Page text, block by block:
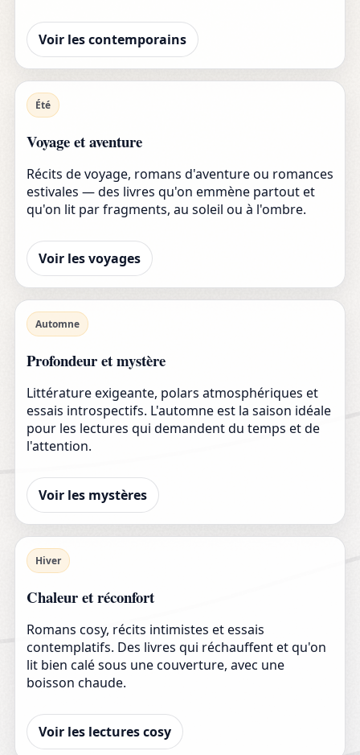
Voir les contemporains
Été
Voyage et aventure
Récits de voyage, romans d'aventure ou romances
estivales — des livres qu'on emmène partout et
qu'on lit par fragments, au soleil ou à l'ombre.
Voir les voyages
Automne
Profondeur et mystère
Littérature exigeante, polars atmosphériques et
essais introspectifs. L'automne est la saison idéale
pour les lectures qui demandent du temps et de
l'attention.
Voir les mystères
Hiver
Chaleur et réconfort
Romans cosy, récits intimistes et essais
contemplatifs. Des livres qui réchauffent et qu'on
lit bien calé sous une couverture, avec une
boisson chaude.
Voir les lectures cosy